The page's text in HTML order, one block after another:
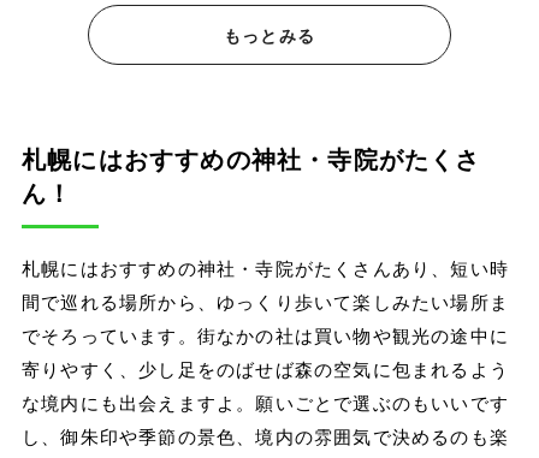
もっとみる
札幌にはおすすめの神社・寺院がたくさ
ん！
札幌にはおすすめの神社・寺院がたくさんあり、短い時
間で巡れる場所から、ゆっくり歩いて楽しみたい場所ま
でそろっています。街なかの社は買い物や観光の途中に
寄りやすく、少し足をのばせば森の空気に包まれるよう
な境内にも出会えますよ。願いごとで選ぶのもいいです
し、御朱印や季節の景色、境内の雰囲気で決めるのも楽